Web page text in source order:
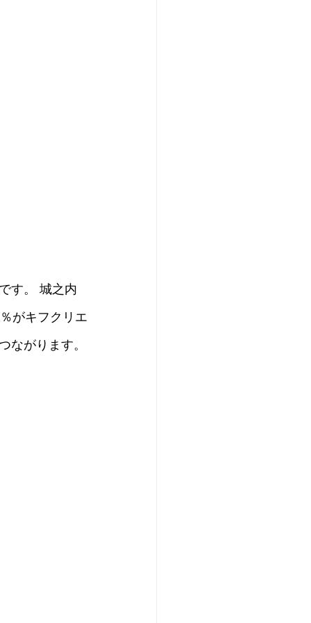
す。 城之内
がキフクリエ
がります。